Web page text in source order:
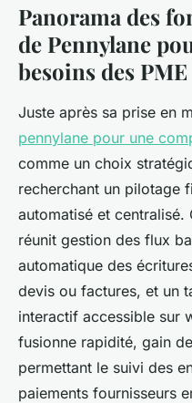
Panorama des
de Pennylane
besoins des PME
Juste après sa prise en
pennylane pour une
comme un choix
recherchant un pilotage
automatisé et
réunit gestion des flux
automatique des
devis ou factures, et un
interactif accessible sur
fusionne rapidité, gain
permettant le suivi des
paiements fournisseurs